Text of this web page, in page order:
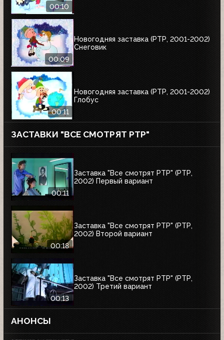
00:10
00:09
Новогодняя заставка (РТР, 2001-2002)
Снеговик
00:11
Новогодняя заставка (РТР, 2001-2002)
Глобус
ЗАСТАВКИ "ВСЕ СМОТРЯТ РТР"
00:11
Заставка "Все смотрят РТР" (РТР,
2002) Первый вариант
00:18
Заставка "Все смотрят РТР" (РТР,
2002) Второй вариант
00:13
Заставка "Все смотрят РТР" (РТР,
2002) Третий вариант
АНОНСЫ